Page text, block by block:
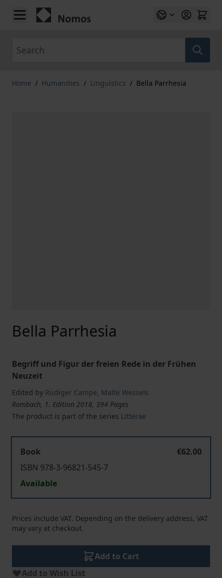
Skip to Content
Home / Humanities / Linguistics / Bella Parrhesia
Bella Parrhesia
Begriff und Figur der freien Rede in der Frühen
Neuzeit
Edited by Rüdiger Campe, Malte Wessels
Rombach, 1. Edition 2018, 394 Pages
The product is part of the series Litterae
Book
€62.00
ISBN 978-3-96821-545-7
Available
Prices include VAT. Depending on the delivery address, VAT
may vary at checkout.
Add to Cart
Add to Wish List